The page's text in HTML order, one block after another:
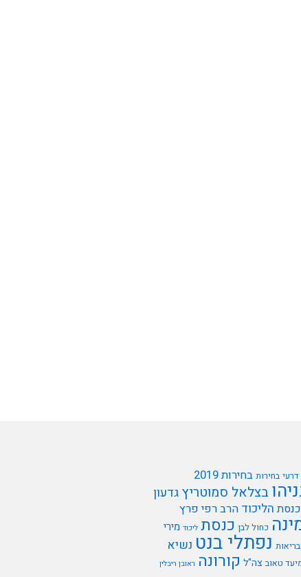
בחירות בחירות 2019
בצלאל סמוטריץ גדעון
הליכוד הרב רפי פרץ
כחול לבן כנסת ליכוד מירי
נפתלי בנט נשיא
טאוב צה"ל קורונה ראובן ריבלין